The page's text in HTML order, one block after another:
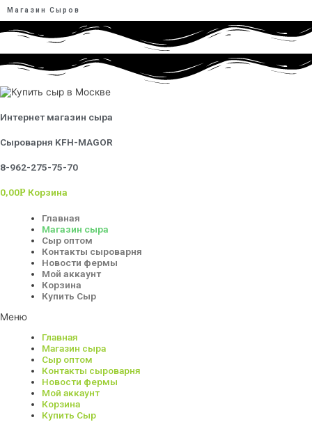
Магазин Сыров
Интернет магазин сыра
Сыроварня KFH-MAGOR
8-962-275-75-70
0,00Р Корзина
Главная
Магазин сыра
Сыр оптом
Контакты сыроварня
Новости фермы
Мой аккаунт
Корзина
Купить Сыр
Меню
Главная
Магазин сыра
Сыр оптом
Контакты сыроварня
Новости фермы
Мой аккаунт
Корзина
Купить Сыр